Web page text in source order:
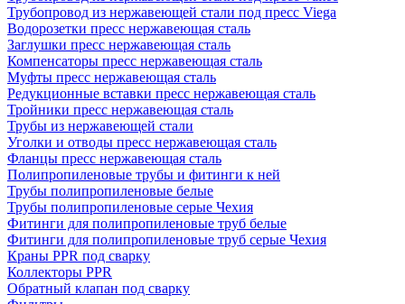
Трубопровод из нержавеющей стали под пресс Viega
Водорозетки пресс нержавеющая сталь
Заглушки пресс нержавеющая сталь
Компенсаторы пресс нержавеющая сталь
Муфты пресс нержавеющая сталь
Редукционные вставки пресс нержавеющая сталь
Тройники пресс нержавеющая сталь
Трубы из нержавеющей стали
Уголки и отводы пресс нержавеющая сталь
Фланцы пресс нержавеющая сталь
Полипропиленовые трубы и фитинги к ней
Трубы полипропиленовые белые
Трубы полипропиленовые серые Чехия
Фитинги для полипропиленовые труб белые
Фитинги для полипропиленовые труб серые Чехия
Краны PPR под сварку
Коллекторы PPR
Обратный клапан под сварку